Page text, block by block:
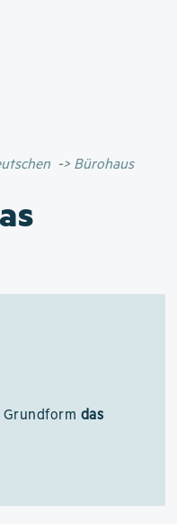
Bürohaus
das